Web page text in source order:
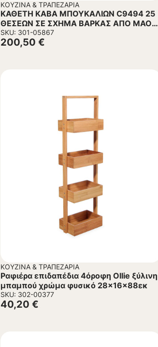
ΚΟΥΖΊΝΑ & ΤΡΑΠΕΖΑΡΊΑ
ΚΑΘΕΤΗ ΚΑΒΑ ΜΠΟΥΚΑΛΙΩΝ C9494 25
ΘΕΣΕΩΝ ΣΕ ΣΧΗΜΑ ΒΑΡΚΑΣ ΑΠΟ ΜΑΟΝΙ
55x30x195Yεκ.
SKU: 301-05867
200,50 €
ΚΟΥΖΊΝΑ & ΤΡΑΠΕΖΑΡΊΑ
Ραφιέρα επιδαπέδια 4όροφη Ollie ξύλινη
μπαμπού χρώμα φυσικό 28x16x88εκ
SKU: 302-00377
40,20 €